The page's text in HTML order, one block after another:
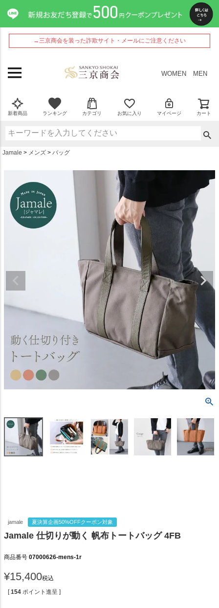
→三京商会を装った詐欺サイト・メールにご注意ください
WOMEN MEN
新着商品 ランキング カテゴリ お気に入り マイページ カート
Jamale メンズ バッグ
jamale 夏決算企画50%OFFクーポン対象
Jamale 仕切りが動く 帆布トートバッグ 4FB
商品番号 07000626-mens-1r
¥15,400税込
[ 154 ポイント進呈 ]
ペー
ジト
ップ
へ